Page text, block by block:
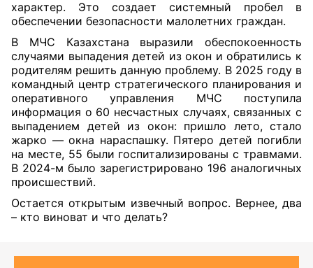
характер. Это создает системный пробел в
обеспечении безопасности малолетних граждан.
В МЧС Казахстана выразили обеспокоенность
случаями выпадения детей из окон и обратились к
родителям решить данную проблему. В 2025 году в
командный центр стратегического планирования и
оперативного управления МЧС поступила
информация о 60 несчастных случаях, связанных с
выпадением детей из окон: пришло лето, стало
жарко — окна нараспашку. Пятеро детей погибли
на месте, 55 были госпитализированы с травмами.
В 2024-м было зарегистрировано 196 аналогичных
происшествий.
Остается открытым извечный вопрос. Вернее, два
– кто виноват и что делать?